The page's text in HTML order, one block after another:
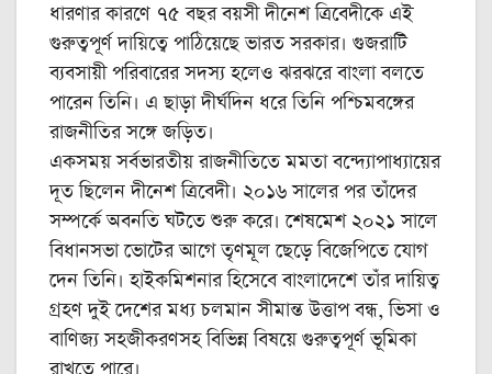
ধারণার কারণে ৭৫ বছর বয়সী দীনেশ ত্রিবেদীকে এই
গুরুত্বপূর্ণ দায়িত্বে পাঠিয়েছে ভারত সরকার। গুজরাটি
ব্যবসায়ী পরিবারের সদস্য হলেও ঝরঝরে বাংলা বলতে
পারেন তিনি। এ ছাড়া দীর্ঘদিন ধরে তিনি পশ্চিমবঙ্গের
রাজনীতির সঙ্গে জড়িত।
একসময় সর্বভারতীয় রাজনীতিতে মমতা বন্দ্যোপাধ্যায়ের
দূত ছিলেন দীনেশ ত্রিবেদী। ২০১৬ সালের পর তাঁদের
সম্পর্কে অবনতি ঘটতে শুরু করে। শেষমেশ ২০২১ সালে
বিধানসভা ভোটের আগে তৃণমূল ছেড়ে বিজেপিতে যোগ
দেন তিনি। হাইকমিশনার হিসেবে বাংলাদেশে তাঁর দায়িত্ব
গ্রহণ দুই দেশের মধ্য চলমান সীমান্ত উত্তাপ বন্ধ, ভিসা ও
বাণিজ্য সহজীকরণসহ বিভিন্ন বিষয়ে গুরুত্বপূর্ণ ভূমিকা